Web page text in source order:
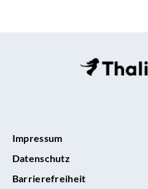
Impressum
Datenschutz
Barrierefreiheit